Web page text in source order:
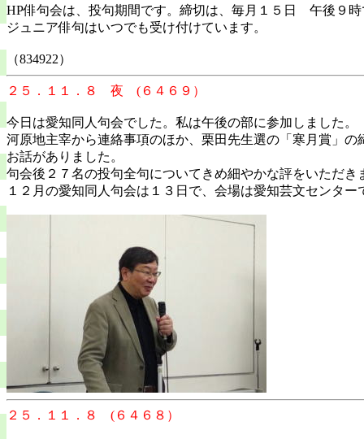
HP俳句会は、投句期間です。締切は、毎月１５日 午後９
ジュニア俳句はいつでも受け付けています。
（834922）
２５．１１．８ 夜 (６４６９）
今日は愛知同人句会でした。私は午後の部に参加しました。
河原地主宰から連絡事項のほか、栗田先生選の「寒月賞」
お話がありました。
句会後２７名の投句全句についてきめ細やかな評をいただき
１２月の愛知同人句会は１３日で、会場は愛知芸文センタ
２５．１１．８ (６４６８）